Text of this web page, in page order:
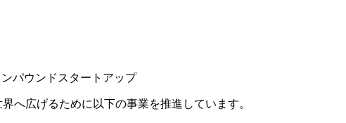
パウンドスタートアップ
へ広げるために以下の事業を推進しています。